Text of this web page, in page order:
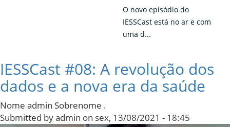
O novo episódio do
IESSCast está no ar e com
uma d...
IESSCast #08: A revolução dos
dados e a nova era da saúde
Nome admin Sobrenome .
Submitted byadmin on sex, 13/08/2021 - 18:45